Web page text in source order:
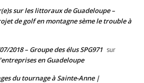
sur les littoraux de Guadeloupe –
de golf en montagne sème le trouble à
2018 – Groupe des élus SPG971 sur
en Guadeloupe
du tournage à Sainte-Anne |